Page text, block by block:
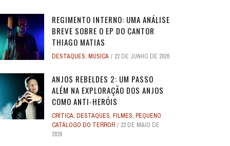
SUPERMAN
17 DE JULHO DE 2025
ANJOS REBELDES: UM EXPERIMENTO
SINGULAR DO CINEMA DE HORROR
DOS ANOS 1990, ...
28 DE ABRIL DE 2026 3
ANJOS REBELDES: UM EXPERIMENTO
SINGULAR DO CINEMA DE HORROR
DOS ANOS 1990, ...
28 DE ABRIL DE 2026 3
VERÃO PASSADO: UMA SÉRIE JUVENIL
...
4 DE JULHO DE 2025 32
MENINO LOBO
31 DE AGOSTO DE 2016
REGIMENTO INTERNO: UMA ANÁLISE
BREVE SOBRE O EP DO CANTOR
THIAGO MATIAS
DESTAQUES, MÚSICA 22 DE JUNHO DE 2026
ANJOS REBELDES 2: UM PASSO
ALÉM NA EXPLORAÇÃO DOS ANJOS
COMO ANTI-HERÓIS
CRÍTICA, DESTAQUES, FILMES, PEQUENO
CATÁLOGO DO TERROR
22 DE MAIO DE
2026